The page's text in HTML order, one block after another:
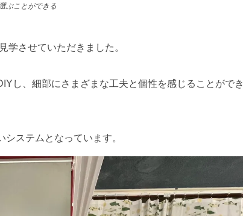
ぶことができる
学させていただきました。
し、細部にさまざまな工夫と個性を感じることができ
ステムとなっています。